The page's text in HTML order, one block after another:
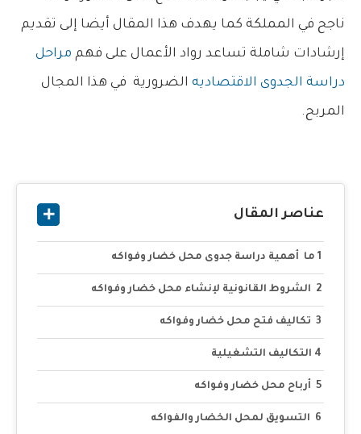
ناجح في المملكة كما يهدف هذا المقال أيضا إلى تقديم
إرشادات شاملة تساعد رواد الأعمال على فهم مراحل
دراسة الجدوى الاقتصاديه الضرورية في هذا المجال
المربح.
عناصر المقال
ما أهمية دراسة جدوى محل خضار وفواكه
الشروط القانونية لإنشاء محل خضار وفواكه
تكاليف فتح محل خضار وفواكه
التكاليف التشغيلية
أرباح محل خضار وفواكه
التسويق لمحل الخضار والفواكه